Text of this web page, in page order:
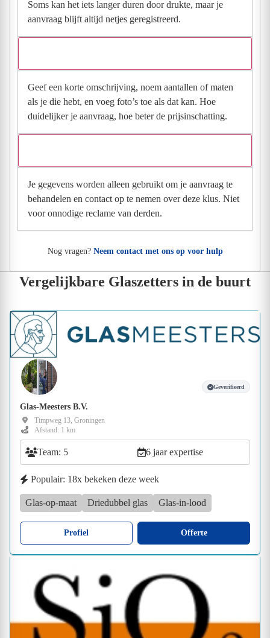
Soms kan het iets langer duren door drukte, maar je
aanvraag blijft altijd netjes geregistreerd.
Geef een korte omschrijving, noem aantallen of maten
als je die hebt, en voeg foto’s toe als dat kan. Hoe
duidelijker je aanvraag, hoe beter de prijsinschatting.
Je gegevens worden alleen gebruikt om je aanvraag te
behandelen en contact op te nemen over deze klus. Niet
voor onnodige reclame van derden.
Nog vragen? Neem contact met ons op voor hulp
Vergelijkbare Glaszetters in de buurt
Geverifieerd
Glas-Meesters B.V.
Timpweg 13, Groningen
Afstand: 1 km
Team: 5 6 jaar expertise
Populair: 18x bekeken deze week
Glas-op-maat Driedubbel glas Glas-in-lood
Profiel Offerte